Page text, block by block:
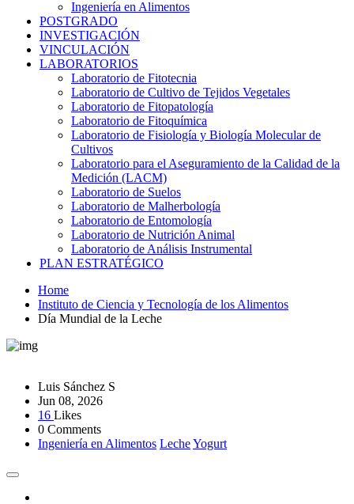
Ingeniería en Alimentos
POSTGRADO
INVESTIGACIÓN
VINCULACIÓN
LABORATORIOS
Laboratorio de Fitotecnia
Laboratorio de Cultivo de Tejidos Vegetales
Laboratorio de Fitopatología
Laboratorio de Fitoquímica
Laboratorio de Fisiología y Biología Molecular de
Cultivos
Laboratorio para el Aseguramiento de la Calidad de la
Medición (LACM)
Laboratorio de Suelos
Laboratorio de Malherbología
Laboratorio de Entomología
Laboratorio de Nutrición Animal
Laboratorio de Análisis Instrumental
PLAN ESTRATÉGICO
Home
Instituto de Ciencia y Tecnología de los Alimentos
Día Mundial de la Leche
Luis Sánchez S
Jun 08, 2026
16 Likes
0 Comments
Ingeniería en Alimentos LecheYogurt